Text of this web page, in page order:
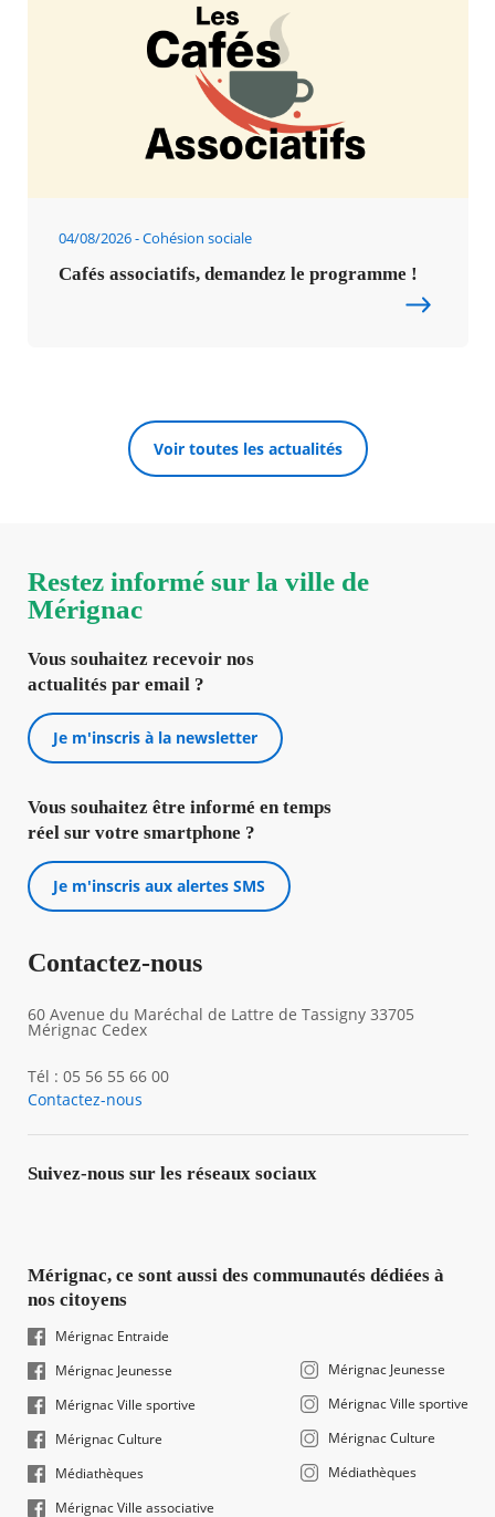
04/08/2026 Cohésion sociale
Cafés associatifs, demandez le programme !
Voir toutes les actualités
Restez informé sur la ville de
Mérignac
Vous souhaitez recevoir nos
actualités par email ?
Je m'inscris à la newsletter
Vous souhaitez être informé en temps
réel sur votre smartphone ?
Je m'inscris aux alertes SMS
Contactez-nous
60 Avenue du Maréchal de Lattre de Tassigny 33705
Mérignac Cedex
Tél : 05 56 55 66 00
Contactez-nous
Suivez-nous sur les réseaux sociaux
Mérignac, ce sont aussi des communautés dédiées à
nos citoyens
Mérignac Entraide
Mérignac Jeunesse
Mérignac Ville sportive
Mérignac Culture
Médiathèques
Mérignac Ville associative
Mérignac Jeunesse
Mérignac Ville sportive
Mérignac Culture
Médiathèques